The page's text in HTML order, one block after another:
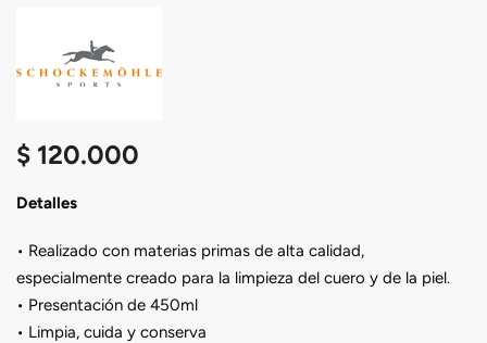
$ 120.000
Detalles
• Realizado con materias primas de alta calidad,
especialmente creado para la limpieza del cuero y de la piel.
• Presentación de 450ml
• Limpia, cuida y conserva